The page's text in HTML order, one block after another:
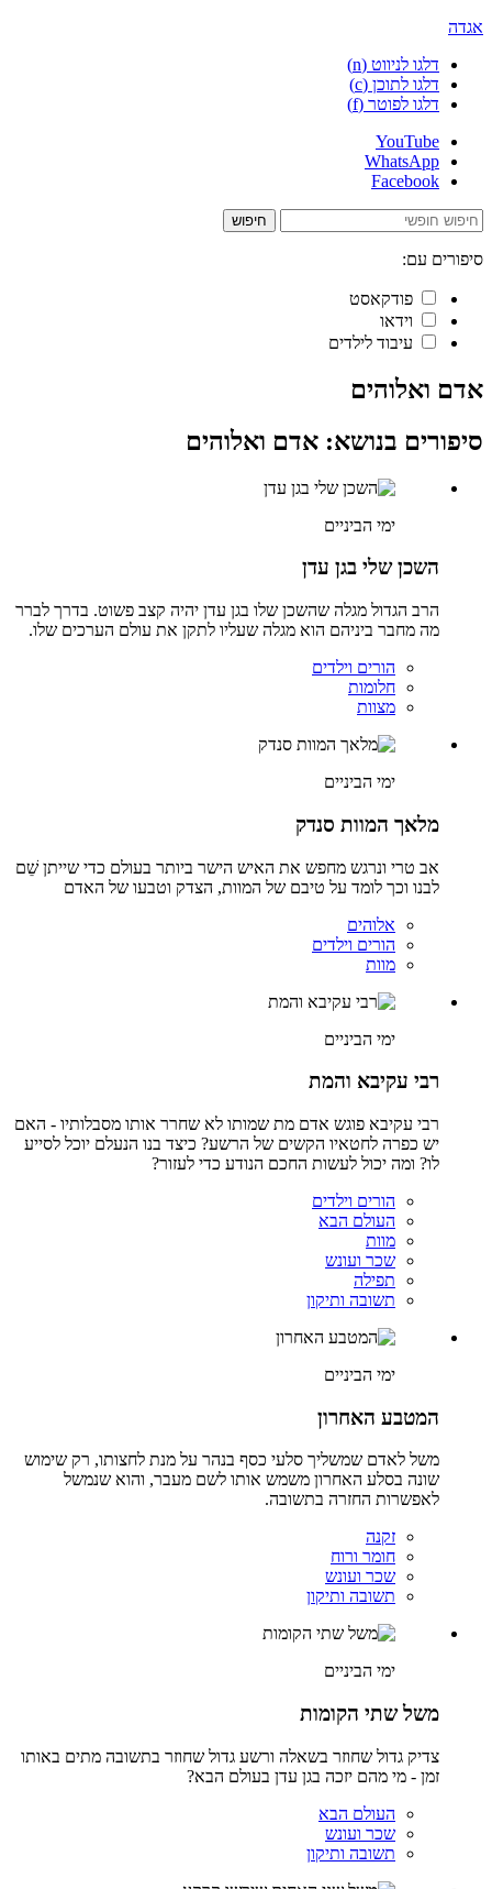
אגדה
דלגו לניווט (n)
דלגו לתוכן (c)
דלגו לפוטר (f)
YouTube
WhatsApp
Facebook
חיפוש
סיפורים עם:
פודקאסט
וידאו
עיבוד לילדים
אדם ואלוהים
סיפורים בנושא: אדם ואלוהים
ימי הביניים
השכן שלי בגן עדן
הרב הגדול מגלה שהשכן שלו בגן עדן יהיה קצב פשוט. בדרך לברר
מה מחבר ביניהם הוא מגלה שעליו לתקן את עולם הערכים שלו.
הורים וילדים
חלומות
מצוות
ימי הביניים
מלאך המוות סנדק
אב טרי ונרגש מחפש את האיש הישר ביותר בעולם כדי שייתן שֵׁם
לבנו וכך לומד על טיבם של המוות, הצדק וטבעו של האדם
אלוהים
הורים וילדים
מוות
ימי הביניים
רבי עקיבא והמת
רבי עקיבא פוגש אדם מת שמותו לא שחרר אותו מסבלותיו - האם
יש כפרה לחטאיו הקשים של הרשע? כיצד בנו הנעלם יוכל לסייע
לו? ומה יכול לעשות החכם הנודע כדי לעזור?
הורים וילדים
העולם הבא
מוות
שכר ועונש
תפילה
תשובה ותיקון
ימי הביניים
המטבע האחרון
משל לאדם שמשליך סלעי כסף בנהר על מנת לחצותו, רק שימוש
שונה בסלע האחרון משמש אותו לשם מעבר, והוא שנמשל
לאפשרות החזרה בתשובה.
זקנה
חומר ורוח
שכר ועונש
תשובה ותיקון
ימי הביניים
משל שתי הקומות
צדיק גדול שחוזר בשאלה ורשע גדול שחוזר בתשובה מתים באותו
זמן - מי מהם יזכה בגן עדן בעולם הבא?
העולם הבא
שכר ועונש
תשובה ותיקון